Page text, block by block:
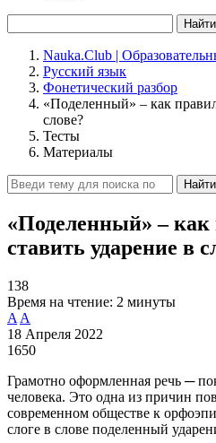
Найти
Nauka.Club |
Русский язык
Фонетический разбор
«Поделенный» – как
слове?
Тесты
Материалы
Найти
«Поделенный» – как
ставить ударение в
138
Время на чтение: 2 минуты
A A
18 Апреля 2022
1650
Грамотно оформленная речь ─
человека. Это одна из причин
современном обществе к
слоге в слове поделенный